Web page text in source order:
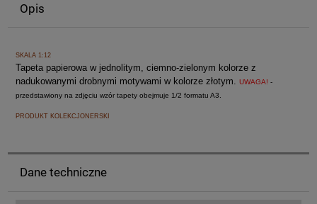
Opis
SKALA 1:12
Tapeta papierowa w jednolitym, ciemno-zielonym kolorze z
nadukowanymi drobnymi motywami w kolorze złotym.
UWAGA! -
przedstawiony na zdjęciu wzór tapety obejmuje 1/2 formatu A3.
PRODUKT KOLEKCJONERSKI
Dane techniczne